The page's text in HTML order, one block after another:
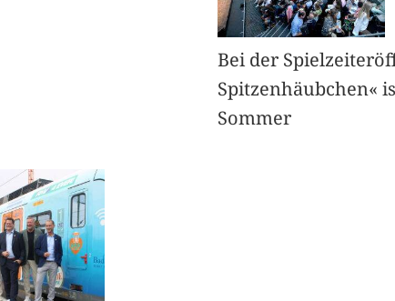
Bei der
Spitzenhäubchen«
Sommer